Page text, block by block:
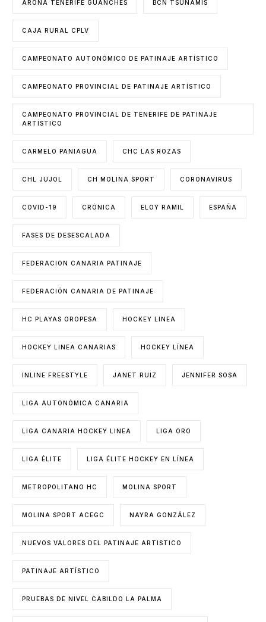
ARONA TENERIFE GUANCHES BCN TSUNAMIS
CAJA RURAL CPLV
CAMPEONATO AUTONÓMICO DE PATINAJE ARTÍSTICO
CAMPEONATO PROVINCIAL DE PATINAJE ARTÍSTICO
CAMPEONATO PROVINCIAL DE TENERIFE DE PATINAJE
ARTÍSTICO
CARMELO PANIAGUA CHC LAS ROZAS
CHL JUJOL CH MOLINA SPORT CORONAVIRUS
COVID-19 CRÓNICA ELOY RAMIL ESPAÑA
FASES DE DESESCALADA
FEDERACION CANARIA PATINAJE
FEDERACIÓN CANARIA DE PATINAJE
HC PLAYAS OROPESA HOCKEY LINEA
HOCKEY LINEA CANARIAS HOCKEY LÍNEA
INLINE FREESTYLE JANET RUIZ JENNIFER SOSA
LIGA AUTONÓMICA CANARIA
LIGA CANARIA HOCKEY LINEA LIGA ORO
LIGA ÉLITE LIGA ÉLITE HOCKEY EN LÍNEA
METROPOLITANO HC MOLINA SPORT
MOLINA SPORT ACEGC NAYRA GONZÁLEZ
NUEVOS VALORES DEL PATINAJE ARTISTICO
PATINAJE ARTÍSTICO
PRUEBAS DE NIVEL CABILDO LA PALMA